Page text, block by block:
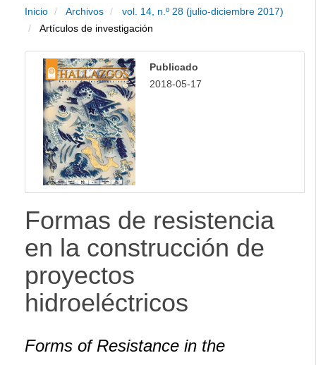
Navegación
principal
Contenido
principal
Barra
lateral
Inicio Archivos
vol. 14, n.º 28 (julio-diciembre 2017)
Artículos de investigación
Publicado
2018-05-17
Formas de resistencia
en la construcción de
proyectos
hidroeléctricos
Forms of Resistance in the